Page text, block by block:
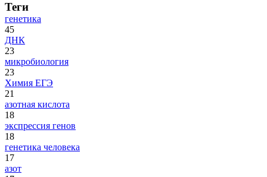
Теги
генетика
45
ДНК
23
микробиология
23
Химия ЕГЭ
21
азотная кислота
18
экспрессия генов
18
генетика человека
17
азот